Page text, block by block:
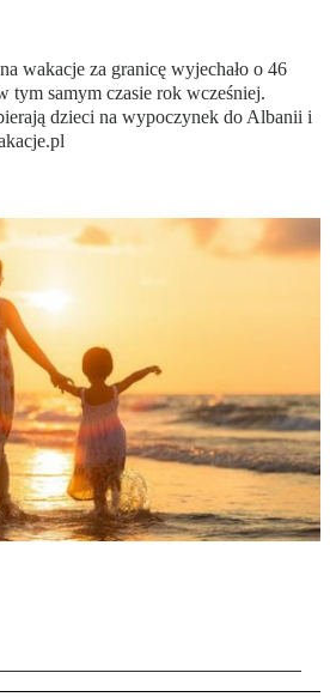
wakacje za granicę wyjechało o 46
tym samym czasie rok wcześniej.
dzieci na wypoczynek do Albanii i